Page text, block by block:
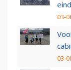
03-
03-